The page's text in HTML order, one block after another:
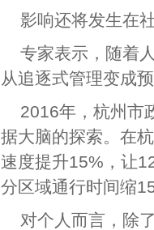
影响还将发生
专家表示，随着
从追逐式管理变
2016年，杭州市
据大脑的探索。在
速度提升15%，让
分区域通行时间
对个人而言，除